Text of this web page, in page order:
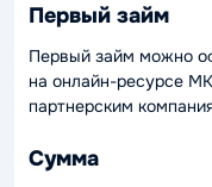
Первый займ
Первый займ можно
на онлайн-ресурсе
партнерским
Сумма